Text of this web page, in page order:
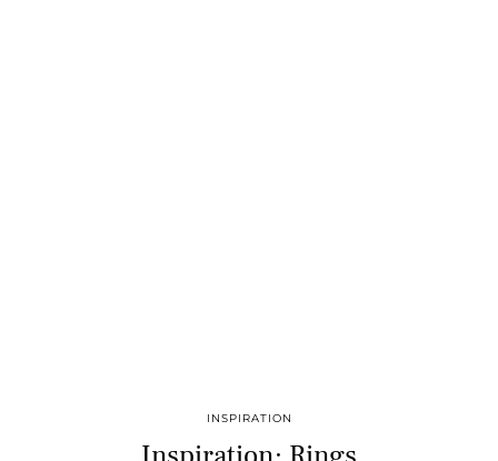
INSPIRATION